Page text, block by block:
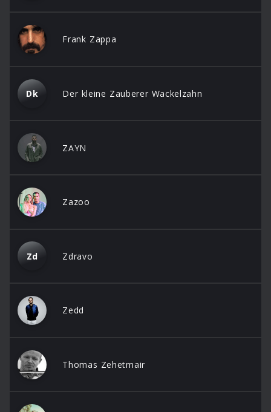
Frank Zappa
Dk Der kleine Zauberer Wackelzahn
ZAYN
Zazoo
Zd Zdravo
Zedd
Thomas Zehetmair